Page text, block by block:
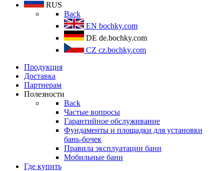
RUS
Back
EN bochky.com
DE de.bochky.com
CZ cz.bochky.com
Продукция
Доставка
Партнерам
Полезности
Back
Частые вопросы
Гарантийное обслуживание
Фундаменты и площадки для установки
бань-бочек
Правила эксплуатации бани
Мобильные бани
Где купить